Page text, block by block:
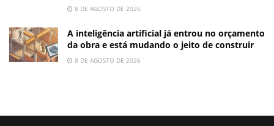
8 DE AGOSTO DE 2026
A inteligência artificial já entrou no orçamento
da obra e está mudando o jeito de construir
8 DE AGOSTO DE 2026